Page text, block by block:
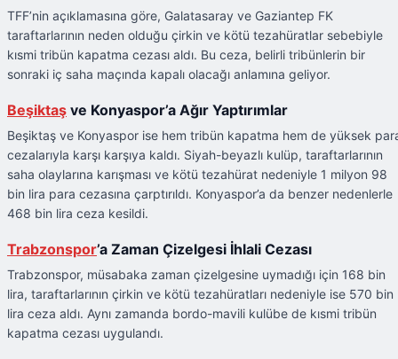
TFF’nin açıklamasına göre, Galatasaray ve Gaziantep FK
taraftarlarının neden olduğu çirkin ve kötü tezahüratlar sebebiyle
kısmi tribün kapatma cezası aldı. Bu ceza, belirli tribünlerin bir
sonraki iç saha maçında kapalı olacağı anlamına geliyor.
Beşiktaş ve Konyaspor’a Ağır Yaptırımlar
Beşiktaş ve Konyaspor ise hem tribün kapatma hem de yüksek
cezalarıyla karşı karşıya kaldı. Siyah-beyazlı kulüp, taraftarlarının
saha olaylarına karışması ve kötü tezahürat nedeniyle 1 milyon 98
bin lira para cezasına çarptırıldı. Konyaspor’a da benzer nedenlerle
468 bin lira ceza kesildi.
Trabzonspor’a Zaman Çizelgesi İhlali Cezası
Trabzonspor, müsabaka zaman çizelgesine uymadığı için 168 bin
lira, taraftarlarının çirkin ve kötü tezahüratları nedeniyle ise 570 bin
lira ceza aldı. Aynı zamanda bordo-mavili kulübe de kısmi tribün
kapatma cezası uygulandı.